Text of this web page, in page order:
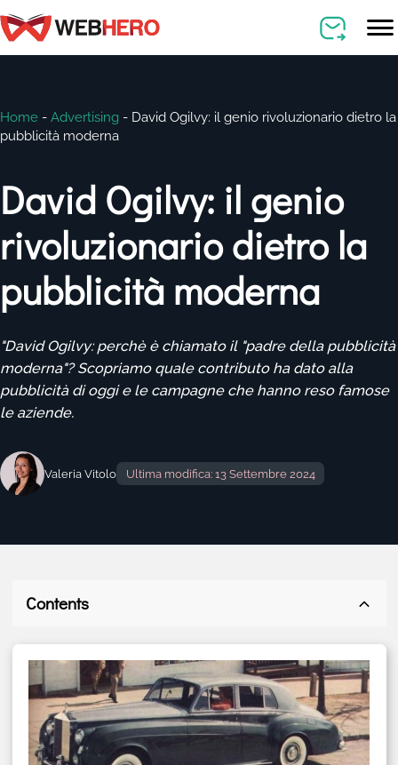
Home - Advertising - David Ogilvy: il genio rivoluzionario dietro la
pubblicità moderna
David Ogilvy: il genio
rivoluzionario dietro la
pubblicità moderna
"David Ogilvy: perchè è chiamato il "padre della pubblicità
moderna"? Scopriamo quale contributo ha dato alla
pubblicità di oggi e le campagne che hanno reso famose
le aziende.
Valeria Vitolo Ultima modifica: 13 Settembre 2024
Contents